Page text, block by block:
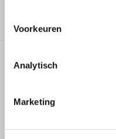
Voorkeuren
Analytisch
Marketing